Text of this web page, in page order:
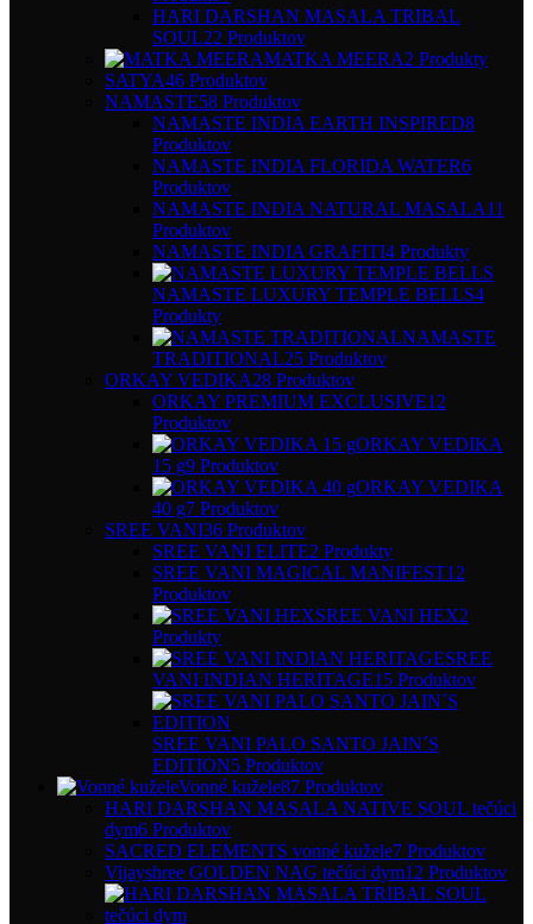
HARI DARSHAN MASALA TRIBAL
SOUL22 Produktov
MATKA MEERA2 Produkty
SATYA46 Produktov
NAMASTE58 Produktov
NAMASTE INDIA EARTH INSPIRED8
Produktov
NAMASTE INDIA FLORIDA WATER6
Produktov
NAMASTE INDIA NATURAL MASALA11
Produktov
NAMASTE INDIA GRAFITI4 Produkty
NAMASTE LUXURY TEMPLE BELLS4
Produkty
NAMASTE
TRADITIONAL25 Produktov
ORKAY VEDIKA28 Produktov
ORKAY PREMIUM EXCLUSIVE12
Produktov
ORKAY VEDIKA
15 g9 Produktov
ORKAY VEDIKA
40 g7 Produktov
SREE VANI36 Produktov
SREE VANI ELITE2 Produkty
SREE VANI MAGICAL MANIFEST12
Produktov
SREE VANI HEX2
Produkty
SREE
VANI INDIAN HERITAGE15 Produktov
SREE VANI PALO SANTO JAIN´S
EDITION5 Produktov
Vonné kužele87 Produktov
HARI DARSHAN MASALA NATIVE SOUL tečúci
dym6 Produktov
SACRED ELEMENTS vonné kužele7 Produktov
Vijayshree GOLDEN NAG tečúci dym12 Produktov